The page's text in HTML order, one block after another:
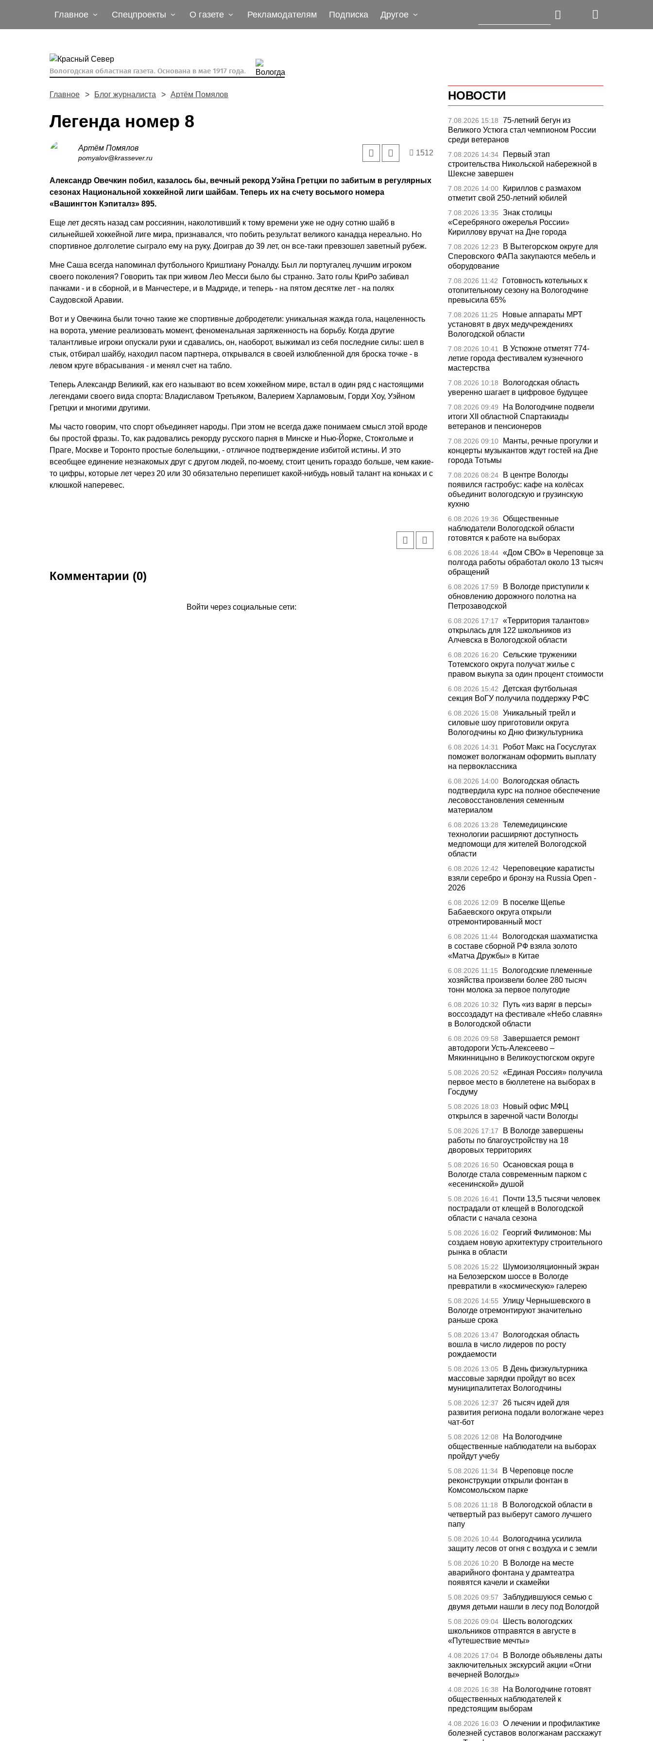
Главное Спецпроекты О газете Рекламодателям Подписка Другое
Вологодская областная газета. Основана в мае 1917 года.
Главное Блог журналиста Артём Помялов
Легенда номер 8
Артём Помялов
pomyalov@krassever.ru
1512
Александр Овечкин побил, казалось бы, вечный рекорд Уэйна Гретцки по забитым в регулярных
сезонах Национальной хоккейной лиги шайбам. Теперь их на счету восьмого номера
«Вашингтон Кэпиталз» 895.
Еще лет десять назад сам россиянин, наколотивший к тому времени уже не одну сотню шайб в
сильнейшей хоккейной лиге мира, признавался, что побить результат великого канадца нереально. Но
спортивное долголетие сыграло ему на руку. Доиграв до 39 лет, он все-таки превзошел заветный рубеж.
Мне Саша всегда напоминал футбольного Криштиану Роналду. Был ли португалец лучшим игроком
своего поколения? Говорить так при живом Лео Месси было бы странно. Зато голы КриРо забивал
пачками - и в сборной, и в Манчестере, и в Мадриде, и теперь - на пятом десятке лет - на полях
Саудовской Аравии.
Вот и у Овечкина были точно такие же спортивные добродетели: уникальная жажда гола, нацеленность
на ворота, умение реализовать момент, феноменальная заряженность на борьбу. Когда другие
талантливые игроки опускали руки и сдавались, он, наоборот, выжимал из себя последние силы: шел в
стык, отбирал шайбу, находил пасом партнера, открывался в своей излюбленной для броска точке - в
левом круге вбрасывания - и менял счет на табло.
Теперь Александр Великий, как его называют во всем хоккейном мире, встал в один ряд с настоящими
легендами своего вида спорта: Владиславом Третьяком, Валерием Харламовым, Горди Хоу, Уэйном
Гретцки и многими другими.
Мы часто говорим, что спорт объединяет народы. При этом не всегда даже понимаем смысл этой вроде
бы простой фразы. То, как радовались рекорду русского парня в Минске и Нью-Йорке, Стокгольме и
Праге, Москве и Торонто простые болельщики, - отличное подтверждение избитой истины. И это
всеобщее единение незнакомых друг с другом людей, по-моему, стоит ценить гораздо больше, чем какие-
то цифры, которые лет через 20 или 30 обязательно перепишет какой-нибудь новый талант на коньках и с
клюшкой наперевес.
Комментарии (0)
Войти через социальные сети:
НОВОСТИ
7.08.2026 15:18
75-летний бегун из
Великого Устюга стал чемпионом России
среди ветеранов
7.08.2026 14:34
Первый этап
строительства Никольской набережной в
Шексне завершен
7.08.2026 14:00
Кириллов с размахом
отметит свой 250-летний юбилей
7.08.2026 13:35
Знак столицы
«Серебряного ожерелья России»
Кириллову вручат на Дне города
7.08.2026 12:23
В Вытегорском округе для
Сперовского ФАПа закупаются мебель и
оборудование
7.08.2026 11:42
Готовность котельных к
отопительному сезону на Вологодчине
превысила 65%
7.08.2026 11:25
Новые аппараты МРТ
установят в двух медучреждениях
Вологодской области
7.08.2026 10:41
В Устюжне отметят 774-
летие города фестивалем кузнечного
мастерства
7.08.2026 10:18
Вологодская область
уверенно шагает в цифровое будущее
7.08.2026 09:49
На Вологодчине подвели
итоги XII областной Спартакиады
ветеранов и пенсионеров
7.08.2026 09:10
Манты, речные прогулки и
концерты музыкантов ждут гостей на Дне
города Тотьмы
7.08.2026 08:24
В центре Вологды
появился гастробус: кафе на колёсах
объединит вологодскую и грузинскую
кухню
6.08.2026 19:36
Общественные
наблюдатели Вологодской области
готовятся к работе на выборах
6.08.2026 18:44 «Дом СВО» в Череповце за
полгода работы обработал около 13 тысяч
обращений
6.08.2026 17:59
В Вологде приступили к
обновлению дорожного полотна на
Петрозаводской
6.08.2026 17:17
«Территория талантов»
открылась для 122 школьников из
Алчевска в Вологодской области
6.08.2026 16:20 Сельские труженики
Тотемского округа получат жилье с
правом выкупа за один процент стоимости
6.08.2026 15:42
Детская футбольная
секция ВоГУ получила поддержку РФС
6.08.2026 15:08
Уникальный трейл и
силовые шоу приготовили округа
Вологодчины ко Дню физкультурника
6.08.2026 14:31
Робот Макс на Госуслугах
поможет вологжанам оформить выплату
на первоклассника
6.08.2026 14:00
Вологодская область
подтвердила курс на полное обеспечение
лесовосстановления семенным
материалом
6.08.2026 13:28
Телемедицинские
технологии расширяют доступность
медпомощи для жителей Вологодской
области
6.08.2026 12:42
Череповецкие каратисты
взяли серебро и бронзу на Russia Open -
2026
6.08.2026 12:09
В поселке Щепье
Бабаевского округа открыли
отремонтированный мост
6.08.2026 11:44
Вологодская шахматистка
в составе сборной РФ взяла золото
«Матча Дружбы» в Китае
6.08.2026 11:15
Вологодские племенные
хозяйства произвели более 280 тысяч
тонн молока за первое полугодие
6.08.2026 10:32
Путь «из варяг в персы»
воссоздадут на фестивале «Небо славян»
в Вологодской области
6.08.2026 09:58
Завершается ремонт
автодороги Усть-Алексеево –
Мякинницыно в Великоустюгском округе
5.08.2026 20:52
«Единая Россия» получила
первое место в бюллетене на выборах в
Госдуму
5.08.2026 18:03
Новый офис МФЦ
открылся в заречной части Вологды
5.08.2026 17:17
В Вологде завершены
работы по благоустройству на 18
дворовых территориях
5.08.2026 16:50 Осановская роща в
Вологде стала современным парком с
«есенинской» душой
5.08.2026 16:41
Почти 13,5 тысячи человек
пострадали от клещей в Вологодской
области с начала сезона
5.08.2026 16:02
Георгий Филимонов: Мы
создаем новую архитектуру строительного
рынка в области
5.08.2026 15:22
Шумоизоляционный экран
на Белозерском шоссе в Вологде
превратили в «космическую» галерею
5.08.2026 14:55
Улицу Чернышевского в
Вологде отремонтируют значительно
раньше срока
5.08.2026 13:47
Вологодская область
вошла в число лидеров по росту
рождаемости
5.08.2026 13:05
В День физкультурника
массовые зарядки пройдут во всех
муниципалитетах Вологодчины
5.08.2026 12:37
26 тысяч идей для
развития региона подали вологжане через
чат-бот
5.08.2026 12:08
На Вологодчине
общественные наблюдатели на выборах
пройдут учебу
5.08.2026 11:34
В Череповце после
реконструкции открыли фонтан в
Комсомольском парке
5.08.2026 11:18
В Вологодской области в
четвертый раз выберут самого лучшего
папу
5.08.2026 10:44
Вологодчина усилила
защиту лесов от огня с воздуха и с земли
5.08.2026 10:20
В Вологде на месте
аварийного фонтана у драмтеатра
появятся качели и скамейки
5.08.2026 09:57
Заблудившуюся семью с
двумя детьми нашли в лесу под Вологдой
5.08.2026 09:04
Шесть вологодских
школьников отправятся в августе в
«Путешествие мечты»
4.08.2026 17:04
В Вологде объявлены даты
заключительных экскурсий акции «Огни
вечерней Вологды»
4.08.2026 16:38
На Вологодчине готовят
общественных наблюдателей к
предстоящим выборам
4.08.2026 16:03
О лечении и профилактике
болезней суставов вологжанам расскажут